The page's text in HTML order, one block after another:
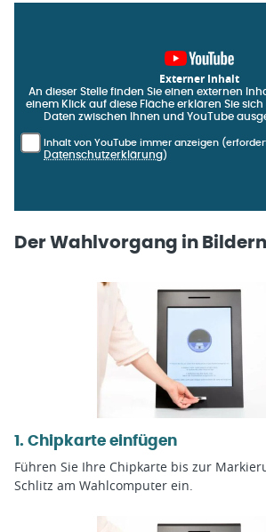
Externer Inhalt
An dieser Stelle finden Sie einen externen
einem Klick auf diese Fläche erklären Sie
Daten zwischen Ihnen und YouTube
Inhalt von YouTube immer anzeigen
Datenschutzerklärung)
Der Wahlvorgang in Bildern
1. Chipkarte einfügen
Führen Sie Ihre Chipkarte bis zur
Schlitz am Wahlcomputer ein.